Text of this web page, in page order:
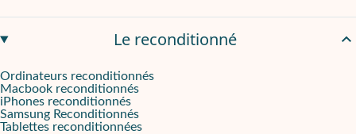
Le reconditionné
Ordinateurs reconditionnés
Macbook reconditionnés
iPhones reconditionnés
Samsung Reconditionnés
Tablettes reconditionnées